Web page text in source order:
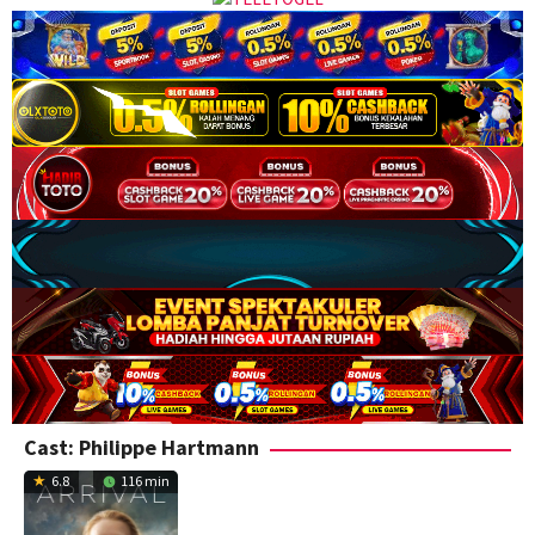
Cast: Philippe Hartmann
6.8 116 min